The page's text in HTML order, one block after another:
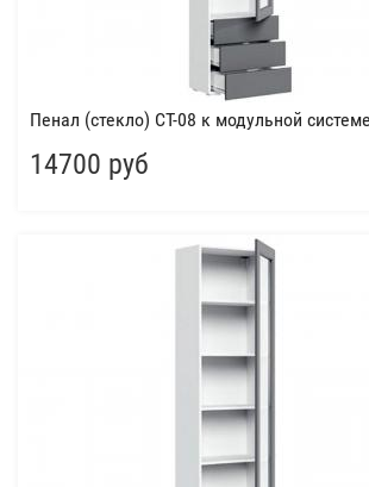
Пенал (стекло) СТ-08 к модульной
14700 руб